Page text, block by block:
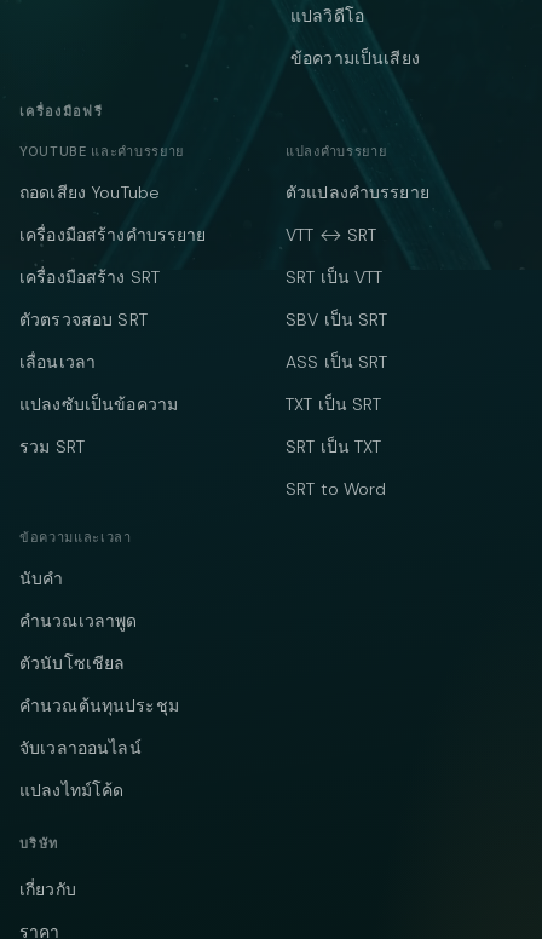
แปลวิดีโอ
ข้อความเป็นเสียง
เครื่องมือฟรี
YOUTUBE และคำบรรยาย
ถอดเสียง YouTube
เครื่องมือสร้างคำบรรยาย
เครื่องมือสร้าง SRT
ตัวตรวจสอบ SRT
เลื่อนเวลา
แปลงซับเป็นข้อความ
รวม SRT
แปลงคำบรรยาย
ตัวแปลงคำบรรยาย
VTT ↔ SRT
SRT เป็น VTT
SBV เป็น SRT
ASS เป็น SRT
TXT เป็น SRT
SRT เป็น TXT
SRT to Word
ข้อความและเวลา
นับคำ
คำนวณเวลาพูด
ตัวนับโซเชียล
คำนวณต้นทุนประชุม
จับเวลาออนไลน์
แปลงไทม์โค้ด
บริษัท
เกี่ยวกับ
ราคา